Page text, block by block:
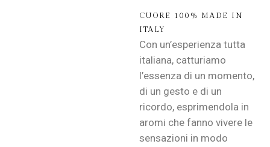
CUORE 100% MADE IN
ITALY
Con un’esperienza tutta
italiana, catturiamo
l’essenza di un momento,
di un gesto e di un
ricordo, esprimendola in
aromi che fanno vivere le
sensazioni in modo